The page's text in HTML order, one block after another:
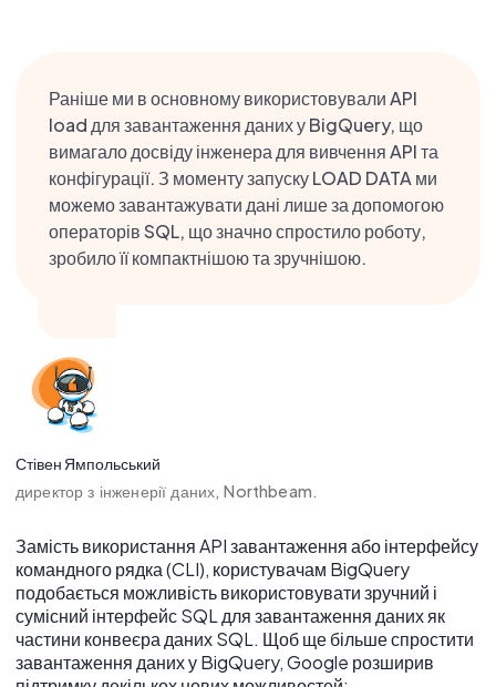
Раніше ми в основному використовували API
load для завантаження даних у BigQuery, що
вимагало досвіду інженера для вивчення API та
конфігурації. З моменту запуску LOAD DATA ми
можемо завантажувати дані лише за допомогою
операторів SQL, що значно спростило роботу,
зробило її компактнішою та зручнішою.
Стівен Ямпольський
директор з інженерії даних, Northbeam.
Замість використання API завантаження або інтерфейсу
командного рядка (CLI), користувачам BigQuery
подобається можливість використовувати зручний і
сумісний інтерфейс SQL для завантаження даних як
частини конвеєра даних SQL. Щоб ще більше спростити
завантаження даних у BigQuery, Google розширив